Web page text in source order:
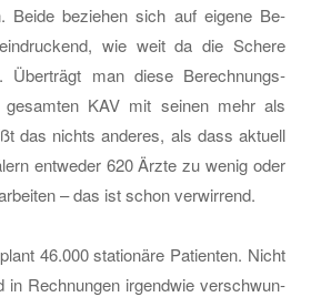
Beide be­zie­hen sich auf ei­ge­ne Be­
wie weit da die Sche­re
Über­trägt man diese Be­rech­nungs­
KAV mit sei­nen mehr als
das nichts an­de­res, als dass ak­tu­ell
ent­we­der 620 Ärzte zu wenig oder
– das ist schon ver­wir­rend.
46.000 sta­tio­nä­re Pa­ti­en­ten. Nicht
in Rech­nun­gen ir­gend­wie ver­schwun­